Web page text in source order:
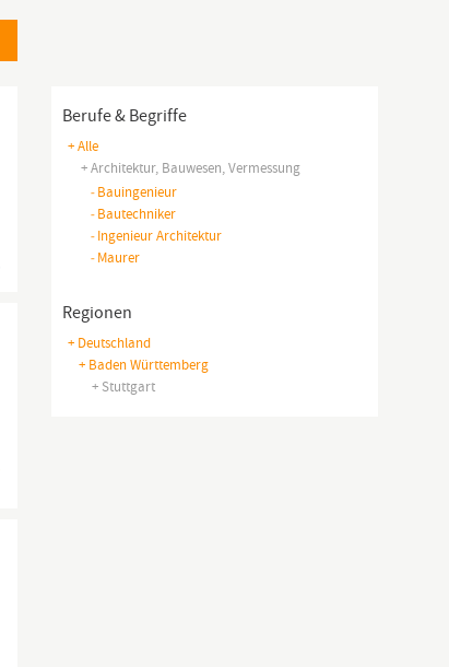
Berufe & Begriffe
+ Alle
+ Architektur, Bauwesen, Vermessung
-Bauingenieur
-Bautechniker
-Ingenieur Architektur
-Maurer
Regionen
+ Deutschland
+ Baden Württemberg
+ Stuttgart